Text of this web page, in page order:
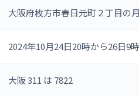
大阪府枚方市春日元町２丁目の
2024年10月24日20時から26日9
大阪 311 は 7822